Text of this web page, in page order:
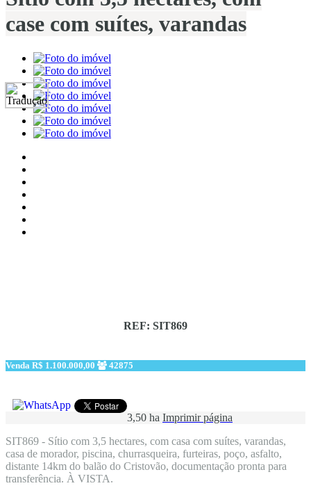
case com suítes, varandas
REF: SIT869
Venda R$ 1.100.000,00 42875
3,50 ha Imprimir página
SIT869 - Sítio com 3,5 hectares, com casa com suítes, varandas,
casa de morador, piscina, churrasqueira, furteiras, poço, asfalto,
distante 14km do balão do Cristovão, documentação pronta para
transferência. À VISTA.